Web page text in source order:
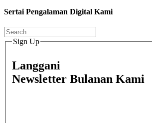
Sertai Pengalaman Digital Kami
Sign Up
Langgani
Newsletter Bulanan Kami